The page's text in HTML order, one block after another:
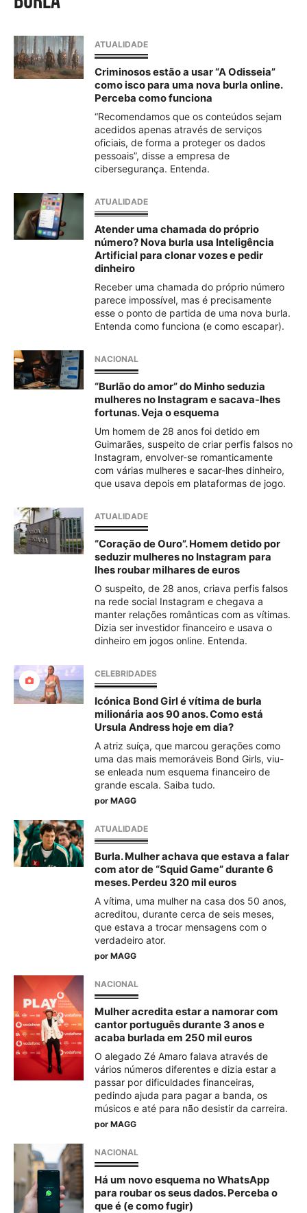
ATUALIDADE
Criminosos estão a usar “A Odisseia”
como isco para uma nova burla online.
Perceba como funciona
“Recomendamos que os conteúdos sejam
acedidos apenas através de serviços
oficiais, de forma a proteger os dados
pessoais”, disse a empresa de
cibersegurança. Entenda.
ATUALIDADE
Atender uma chamada do próprio
número? Nova burla usa Inteligência
Artificial para clonar vozes e pedir
dinheiro
Receber uma chamada do próprio número
parece impossível, mas é precisamente
esse o ponto de partida de uma nova burla.
Entenda como funciona (e como escapar).
NACIONAL
“Burlão do amor” do Minho seduzia
mulheres no Instagram e sacava-lhes
fortunas. Veja o esquema
Um homem de 28 anos foi detido em
Guimarães, suspeito de criar perfis falsos no
Instagram, envolver-se romanticamente
com várias mulheres e sacar-lhes dinheiro,
que usava depois em plataformas de jogo.
ATUALIDADE
“Coração de Ouro”. Homem detido por
seduzir mulheres no Instagram para
lhes roubar milhares de euros
O suspeito, de 28 anos, criava perfis falsos
na rede social Instagram e chegava a
manter relações românticas com as vítimas.
Dizia ser investidor financeiro e usava o
dinheiro em jogos online. Entenda.
CELEBRIDADES
Icónica Bond Girl é vítima de burla
milionária aos 90 anos. Como está
Ursula Andress hoje em dia?
A atriz suíça, que marcou gerações como
uma das mais memoráveis Bond Girls, viu-
se enleada num esquema financeiro de
grande escala. Saiba tudo.
por MAGG
ATUALIDADE
Burla. Mulher achava que estava a falar
com ator de “Squid Game” durante 6
meses. Perdeu 320 mil euros
A vítima, uma mulher na casa dos 50 anos,
acreditou, durante cerca de seis meses,
que estava a trocar mensagens com o
verdadeiro ator.
por MAGG
NACIONAL
Mulher acredita estar a namorar com
cantor português durante 3 anos e
acaba burlada em 250 mil euros
O alegado Zé Amaro falava através de
vários números diferentes e dizia estar a
passar por dificuldades financeiras,
pedindo ajuda para pagar a banda, os
músicos e até para não desistir da carreira.
por MAGG
NACIONAL
Há um novo esquema no WhatsApp
para roubar os seus dados. Perceba o
que é (e como fugir)